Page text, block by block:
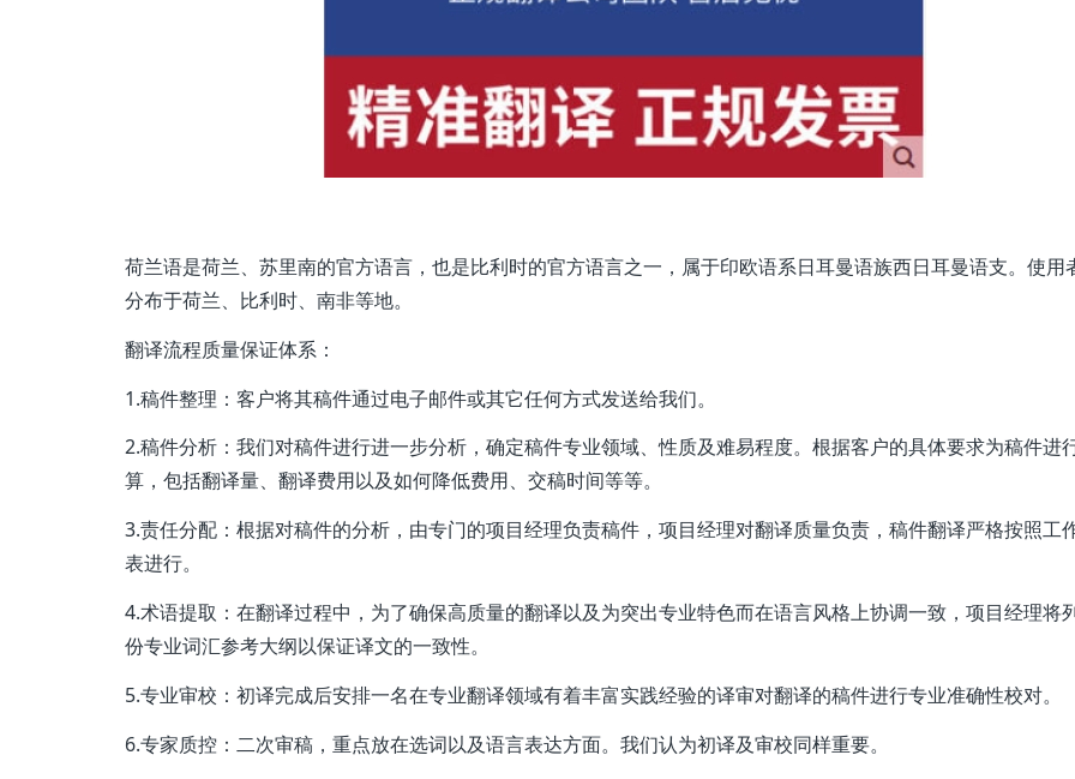
荷兰语是荷兰、苏里南的官方语言，也是比利时的官方语言之一，属于印欧语系日耳曼语族西日耳曼语支。使用
分布于荷兰、比利时、南非等地。
翻译流程质量保证体系：
1.稿件整理：客户将其稿件通过电子邮件或其它任何方式发送给我们。
2.稿件分析：我们对稿件进行进一步分析，确定稿件专业领域、性质及难易程度。根据客户的具体要求为稿件进
算，包括翻译量、翻译费用以及如何降低费用、交稿时间等等。
3.责任分配：根据对稿件的分析，由专门的项目经理负责稿件，项目经理对翻译质量负责，稿件翻译严格按照工
表进行。
4.术语提取：在翻译过程中，为了确保高质量的翻译以及为突出专业特色而在语言风格上协调一致，项目经理将
份专业词汇参考大纲以保证译文的一致性。
5.专业审校：初译完成后安排一名在专业翻译领域有着丰富实践经验的译审对翻译的稿件进行专业准确性校对。
6.专家质控：二次审稿，重点放在选词以及语言表达方面。我们认为初译及审校同样重要。